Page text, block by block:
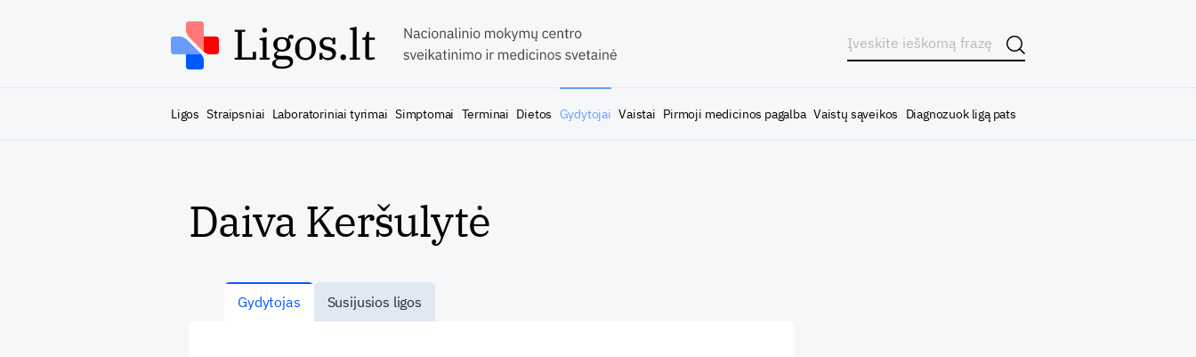
Ligos Straipsniai Laboratoriniai tyrimai Simptomai Terminai Dietos Gydytojai Vaistai Pirmoji medicinos pagalba Vaistų sąveikos Diagnozuok ligą pats
Daiva Keršulytė
Gydytojas Susijusios ligos